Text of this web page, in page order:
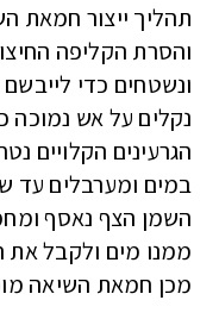
תהליך ייצור חמאת
והסרת הקליפה
ונשטחים כדי
נקלים על אש נמוכה
הגרעינים הקלויים
במים ומערבלים עד
השמן הצף נאסף
ממנו מים ולקבל את
מכן חמאת השיאה